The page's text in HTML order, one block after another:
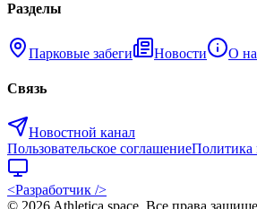
Разделы
Парковые забеги Новости О
Связь
Новостной канал
Пользовательское соглашениеПолитика
<Разработчик />
© 2026 Athletica.space. Все права